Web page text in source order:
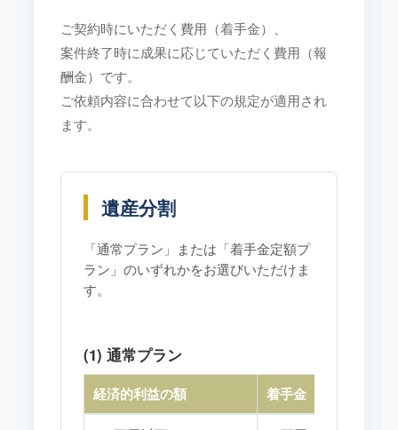
ご契約時にいただく費用（着手金）、
案件終了時に成果に応じていただく費用（報
酬金）です。
ご依頼内容に合わせて以下の規定が適用され
ます。
遺産分割
「通常プラン」または「着手金定額プ
ラン」のいずれかをお選びいただけま
す。
(1) 通常プラン
経済的利益の額 着手金